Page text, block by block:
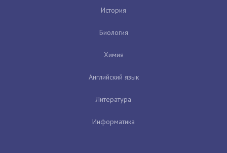
История
Биология
Химия
Английский язык
Литература
Информатика